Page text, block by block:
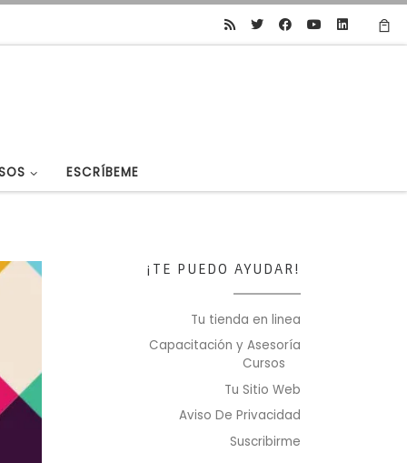
ESCRÍBEME
¡TE PUEDO AYUDAR!
Tu tienda en linea
Capacitación y Asesoría
Cursos
Tu Sitio Web
Aviso De Privacidad
Suscribirme